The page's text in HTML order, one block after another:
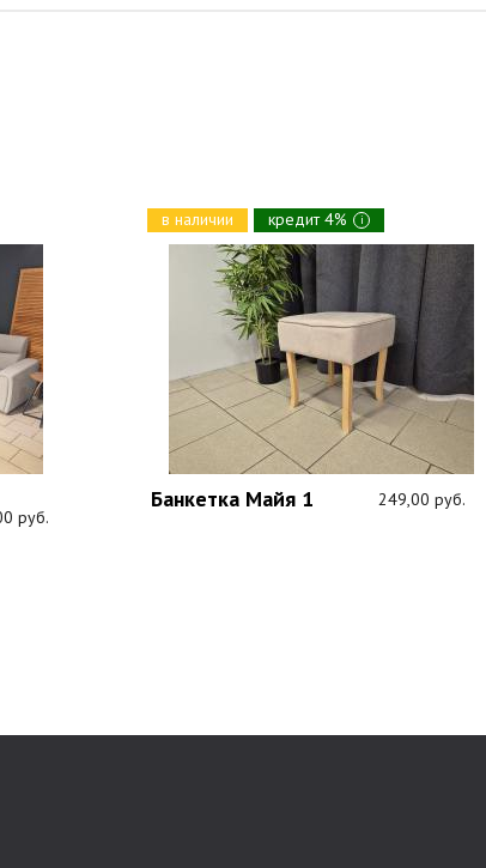
руб.
в наличии кредит 4% i
Банкетка Майя 1 249,00 руб.